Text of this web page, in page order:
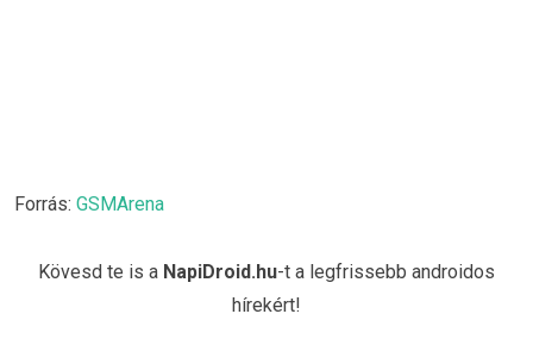
Forrás: GSMArena
Kövesd te is a NapiDroid.hu-t a legfrissebb androidos
hírekért!